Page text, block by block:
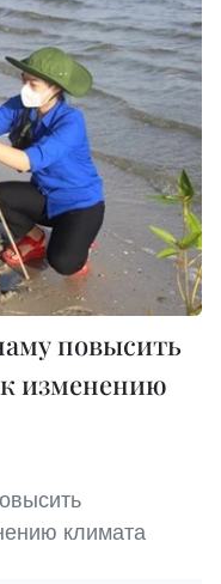
повысить
изменению
климата